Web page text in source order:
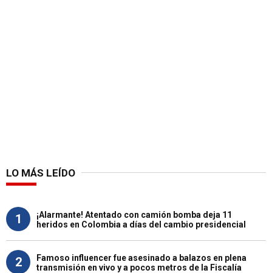
LO MÁS LEÍDO
1
¡Alarmante! Atentado con camión bomba deja 11
heridos en Colombia a días del cambio presidencial
2
Famoso influencer fue asesinado a balazos en plena
transmisión en vivo y a pocos metros de la Fiscalía